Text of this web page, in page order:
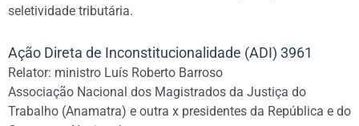
seletividade tributária.
Ação Direta de Inconstitucionalidade (ADI) 3961
Relator: ministro Luís Roberto Barroso
Associação Nacional dos Magistrados da Justiça do
Trabalho (Anamatra) e outra x presidentes da República e do